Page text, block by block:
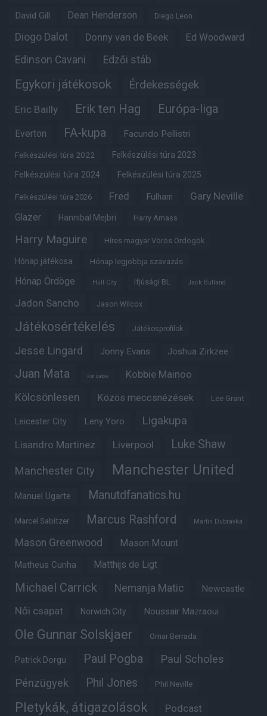
David Gill Dean Henderson Diego Leon
Diogo Dalot Donny van de Beek Ed Woodward
Edinson Cavani Edzői stáb
Egykori játékosok Érdekességek
Eric Bailly Erik ten Hag Európa-liga
Everton FA-kupa Facundo Pellistri
Felkészülési túra 2022 Felkészülési túra 2023
Felkészülési túra 2024 Felkészülési túra 2025
Felkészülési túra 2026 Fred Fulham Gary Neville
Glazer Hannibal Mejbri Harry Amass
Harry Maguire Híres magyar Vörös Ördögök
Hónap játékosa Hónap legjobbja szavazás
Hónap Ördöge Hull City Ifjúsági BL Jack Butland
Jadon Sancho Jason Wilcox
Játékosértékelés Játékosprofilok
Jesse Lingard Jonny Evans Joshua Zirkzee
Juan Mata Karl Darlow Kobbie Mainoo
Kölcsönlesen Közös meccsnézések Lee Grant
Leicester City Leny Yoro Ligakupa
Lisandro Martinez Liverpool Luke Shaw
Manchester City Manchester United
Manuel Ugarte Manutdfanatics.hu
Marcel Sabitzer Marcus Rashford Martin Dubravka
Mason Greenwood Mason Mount
Matheus Cunha Matthijs de Ligt
Michael Carrick Nemanja Matic Newcastle
Női csapat Norwich City Noussair Mazraoui
Ole Gunnar Solskjaer Omar Berrada
Patrick Dorgu Paul Pogba Paul Scholes
Pénzügyek Phil Jones Phil Neville
Pletykák, átigazolások Podcast